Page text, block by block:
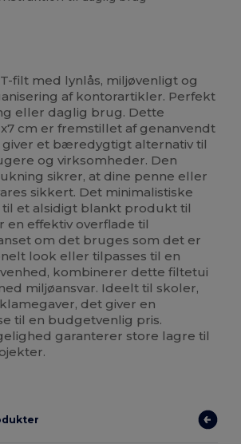
filt med lynlås, miljøvenligt og
af kontorartikler. Perfekt
eller daglig brug. Dette
cm er fremstillet af genanvendt
giver et bæredygtigt alternativ til
og virksomheder. Den
sikrer, at dine penne eller
sikkert. Det minimalistiske
et alsidigt blankt produkt til
en effektiv overflade til
om det bruges som det er
look eller tilpasses til en
kombinerer dette filtetui
miljøansvar. Ideelt til skoler,
det giver en
til en budgetvenlig pris.
garanterer store lagre til